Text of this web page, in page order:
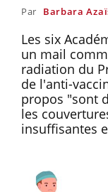
Par Barbara
Les six
un mail
radiation du
de l'anti-
propos "sont
les
insuffisantes